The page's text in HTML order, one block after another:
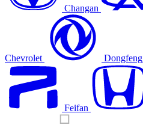
Changan
Chevrolet Dongfeng
Feifan